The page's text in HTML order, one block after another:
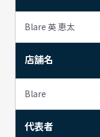
Blare 英 恵太
店舗名
Blare
代表者